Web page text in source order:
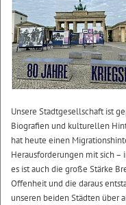
Unsere Stadtgesellschaft ist
Biografien und kulturellen
hat heute einen
Herausforderungen mit sich –
es ist auch die große Stärke
Offenheit und die daraus
unseren beiden Städten über